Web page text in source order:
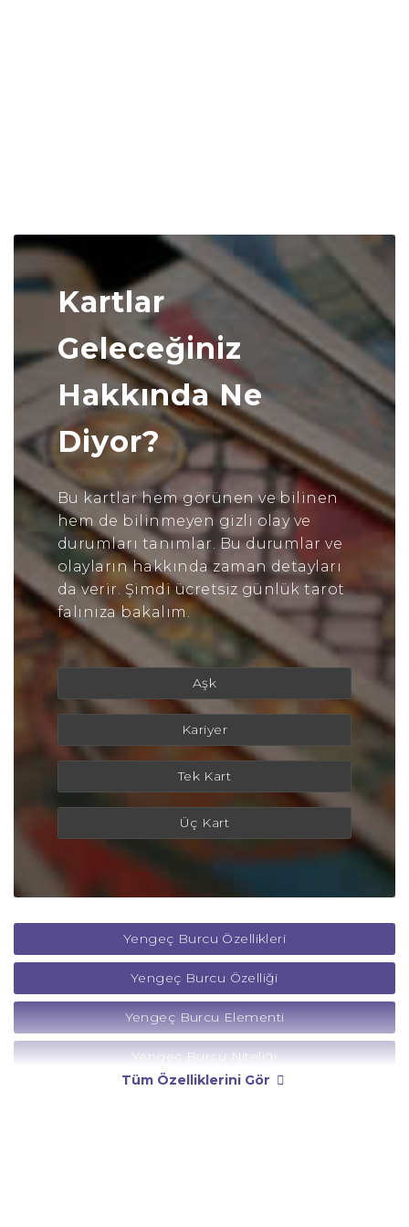
Kartlar
Geleceğiniz
Hakkında Ne
Diyor?
Bu kartlar hem görünen ve bilinen
hem de bilinmeyen gizli olay ve
durumları tanımlar. Bu durumlar ve
olayların hakkında zaman detayları
da verir. Şimdi ücretsiz günlük tarot
falınıza bakalım.
Aşk
Kariyer
Tek Kart
Üç Kart
Yengeç Burcu Özellikleri
Yengeç Burcu Özelliği
Yengeç Burcu Elementi
Yengeç Burcu Niteliği
Tüm Özelliklerini Gör